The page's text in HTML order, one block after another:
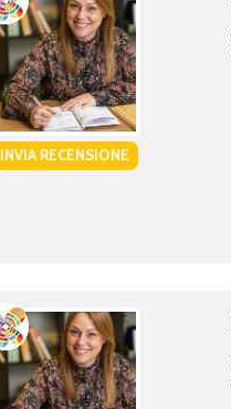
INVIA RECENSIONE